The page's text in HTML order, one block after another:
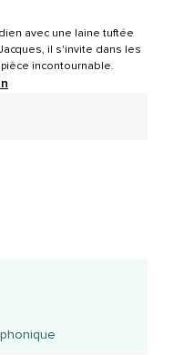
avec une laine tuftée
il s'invite dans les
incontournable.